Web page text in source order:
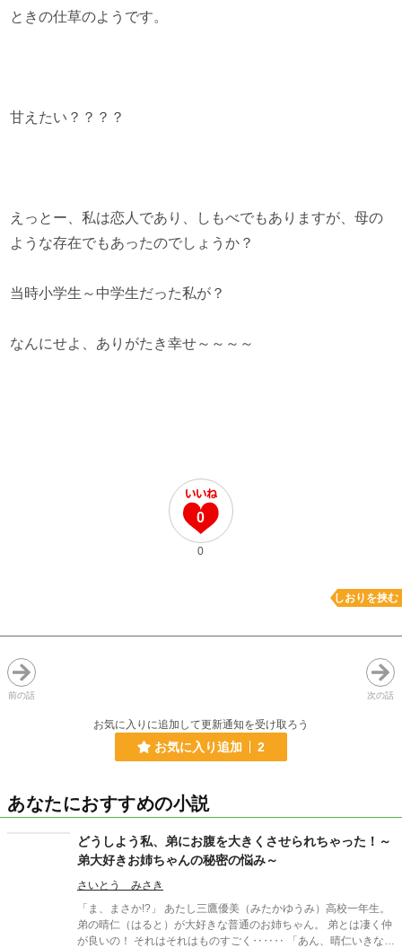
ときの仕草のようです。
甘えたい？？？？
えっとー、私は恋人であり、しもべでもありますが、母の
ような存在でもあったのでしょうか？
当時小学生～中学生だった私が？
なんにせよ、ありがたき幸せ～～～～
0
0
しおりを挟む
前の話 次の話
お気に入りに追加して更新通知を受け取ろう
お気に入り追加 2
あなたにおすすめの小説
どうしよう私、弟にお腹を大きくさせられちゃった！～
弟大好きお姉ちゃんの秘密の悩み～
さいとう みさき
「ま、まさか!?」 あたし三鷹優美（みたかゆうみ）高校一年生。
弟の晴仁（はると）が大好きな普通のお姉ちゃん。 弟とは凄く仲
が良いの！ それはそれはものすごく‥‥‥ 「あん、晴仁いきなり